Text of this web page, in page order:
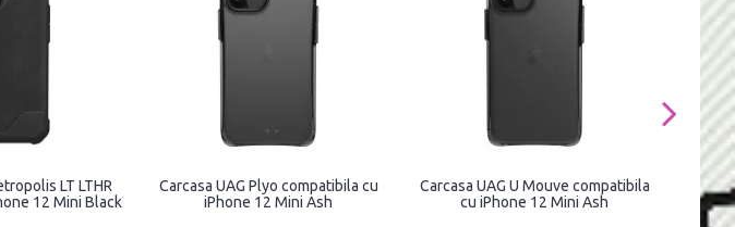
LT LTHR
12 Mini Black
Carcasa UAG Plyo compatibila cu
iPhone 12 Mini Ash
Carcasa UAG U Mouve compatibila
cu iPhone 12 Mini Ash